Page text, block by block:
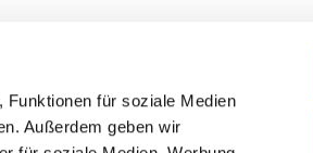
Funktionen für soziale Medien
Außerdem geben wir